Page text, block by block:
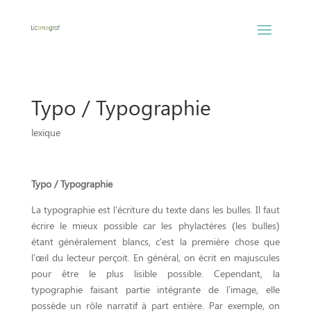
Typo / Typographie
lexique
Typo / Typographie
La typographie est l’écriture du texte dans les bulles. Il faut
écrire le mieux possible car les phylactères (les bulles)
étant généralement blancs, c’est la première chose que
l’œil du lecteur perçoit. En général, on écrit en majuscules
pour être le plus lisible possible. Cependant, la
typographie faisant partie intégrante de l’image, elle
possède un rôle narratif à part entière. Par exemple, on